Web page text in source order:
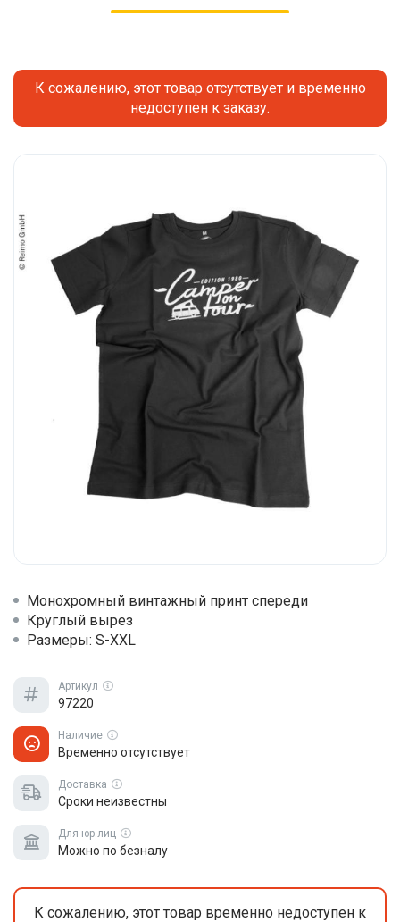
К сожалению, этот товар отсутствует и временно
недоступен к заказу.
Монохромный винтажный принт спереди
Круглый вырез
Размеры: S-XXL
Артикул
97220
Наличие
Временно отсутствует
Доставка
Сроки неизвестны
Для юр.лиц
Можно по безналу
К сожалению, этот товар временно недоступен к